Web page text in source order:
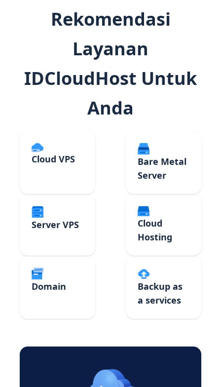
Rekomendasi
Layanan
IDCloudHost Untuk
Anda
Cloud VPS
Bare Metal
Server
Server VPS
Cloud
Hosting
Domain
Backup as
a services